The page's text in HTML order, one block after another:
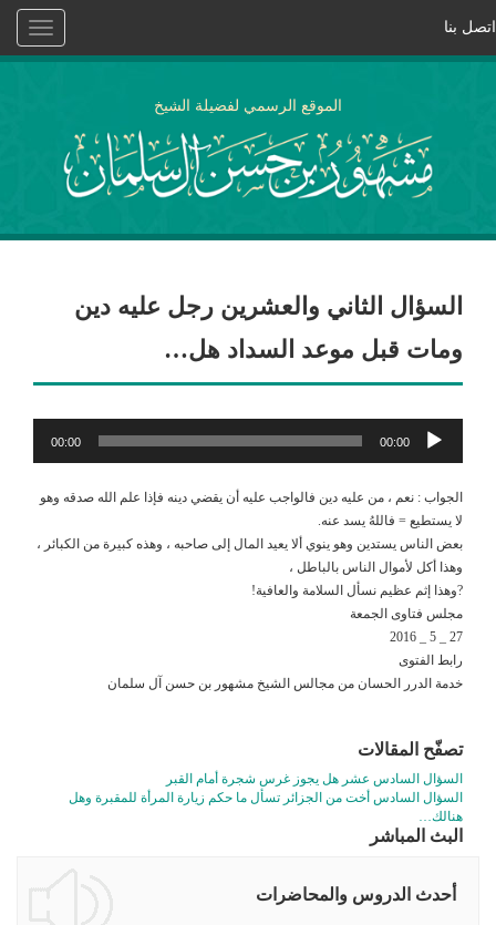
Toggle
اتصل بنا
الموقع الرسمي لفضيلة الشيخ
السؤال الثاني والعشرين رجل عليه دين
ومات قبل موعد السداد هل…
مشغل
الصوت
00:00
00:00
الجواب : نعم ، من عليه دين فالواجب عليه أن يقضي دينه فإذا علم الله صدقه وهو
لا يستطيع = فاللهُ يسد عنه.
بعض الناس يستدين وهو ينوي ألا يعيد المال إلى صاحبه ، وهذه كبيرة من الكبائر ،
وهذا أكل لأموال الناس بالباطل ،
?وهذا إثم عظيم نسأل السلامة والعافية!
مجلس فتاوى الجمعة
27 _ 5 _ 2016
رابط الفتوى
خدمة الدرر الحسان من مجالس الشيخ مشهور بن حسن آل سلمان
تصفّح المقالات
السؤال السادس عشر هل يجوز غرس شجرة أمام القبر
السؤال السادس أخت من الجزائر تسأل ما حكم زيارة المرأة للمقبرة وهل
هنالك…
البث المباشر
أحدث الدروس والمحاضرات